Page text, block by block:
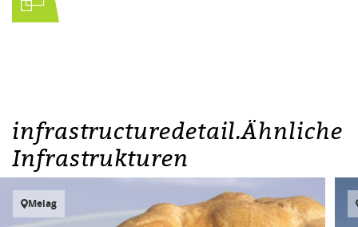
infrastructuredetail.Ähnliche
Infrastrukturen
Melag